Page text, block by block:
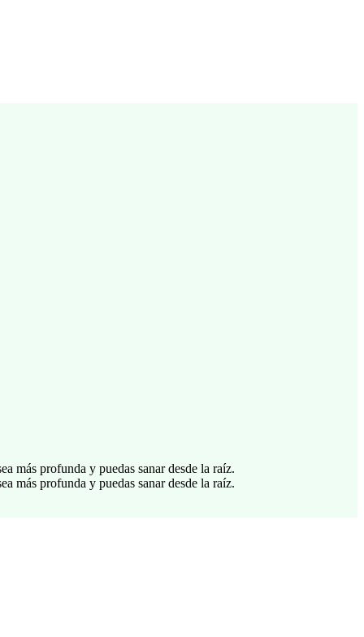
más profunda y puedas sanar desde la raíz.
más profunda y puedas sanar desde la raíz.